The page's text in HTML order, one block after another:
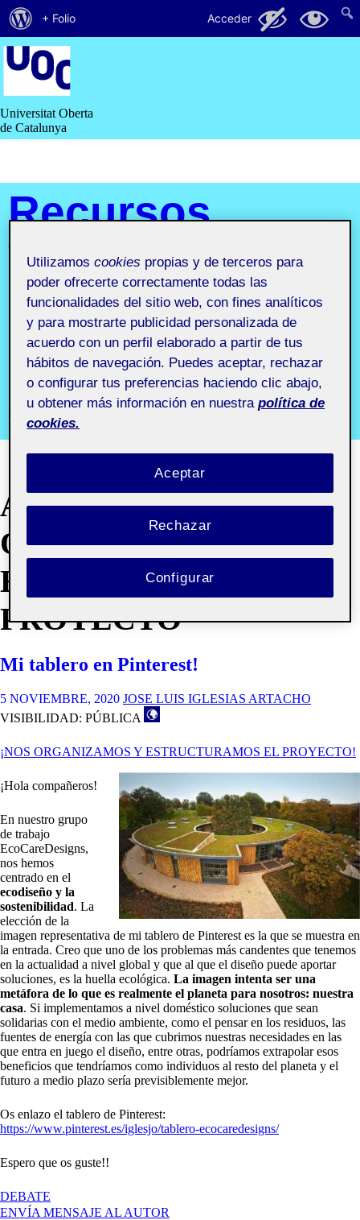
Saltar
contenido
Universitat Oberta
de Catalunya
Recursos
y
comunidades
digitales
aula 4
Recursos y comunidades digitales aula 4
ACTIUOC 2. NOS
ORGANIZAMOS Y
ESTRUCTURAMOS EL
PROYECTO
Mi tablero en Pinterest!
5 NOVIEMBRE, 2020 JOSE LUIS IGLESIAS ARTACHO
VISIBILIDAD: PÚBLICA
¡NOS ORGANIZAMOS Y ESTRUCTURAMOS EL PROYECTO!
¡Hola compañeros!
En nuestro grupo
de trabajo
EcoCareDesigns,
nos hemos
centrado en el
ecodiseño y la
sostenibilidad. La
elección de la
imagen representativa de mi tablero de Pinterest es la que se muestra en
la entrada. Creo que uno de los problemas más candentes que tenemos
en la actualidad a nivel global y que al que el diseño puede aportar
soluciones, es la huella ecológica. La imagen intenta ser una
metáfora de lo que es realmente el planeta para nosotros: nuestra
casa. Si implementamos a nivel doméstico soluciones que sean
solidarias con el medio ambiente, como el pensar en los residuos, las
fuentes de energía con las que cubrimos nuestras necesidades en las
que entra en juego el diseño, entre otras, podríamos extrapolar esos
beneficios que tendríamos como individuos al resto del planeta y el
futuro a medio plazo sería previsiblemente mejor.
Os enlazo el tablero de Pinterest:
https://www.pinterest.es/iglesjo/tablero-ecocaredesigns/
Espero que os guste!!
DEBATE
MI
ENVÍA MENSAJE AL AUTOR
Acerca
de
WordPress
+ Folio Acceder 126 25
Utilizamoscookies propias y de terceros para
poder ofrecerte correctamente todas las
funcionalidades del sitio web, con fines analíticos
y para mostrarte publicidad personalizada de
acuerdo con un perfil elaborado a partir de tus
hábitos de navegación. Puedes aceptar, rechazar
o configurar tus preferencias haciendo clic abajo,
u obtener más información en nuestra política de
cookies.
Rechazar
Aceptar
Configurar